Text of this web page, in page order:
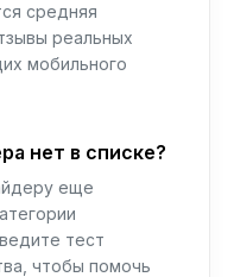
средняя
реальных
мобильного
нет в списке?
еще
тест
чтобы помочь